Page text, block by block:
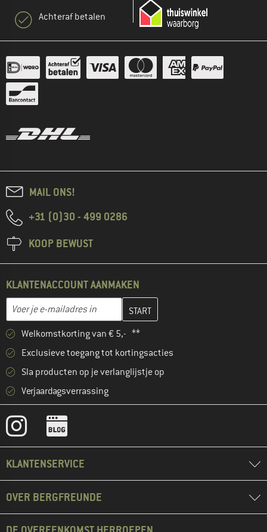
Achteraf betalen
MAIL ONS!
+31 (0)30 - 499 0286
KOOP BEWUST
KLANTENACCOUNT AANMAKEN
E-mailadres
Vul je e-mailadres hier in en maak in de volgende stap je
Welkomstkorting van € 5,- **
Exclusieve toegang tot kortingsacties
Sla producten op je verlanglijstje op
Verjaardagsverrassing
KLANTENSERVICE
OVER BERGFREUNDE